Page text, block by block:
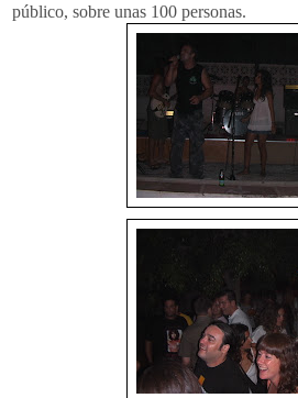
público, sobre unas 100 personas.